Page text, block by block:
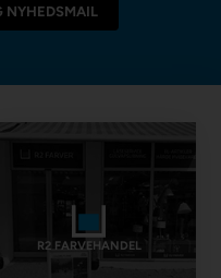
R2 FARVEHANDEL